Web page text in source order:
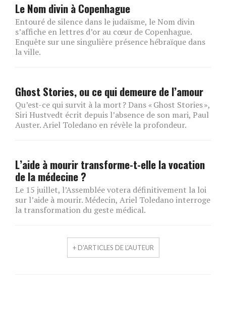
Le Nom divin à Copenhague
Entouré de silence dans le judaïsme, le Nom divin
s’affiche en lettres d’or au cœur de Copenhague.
Enquête sur une singulière présence hébraïque dans
la ville.
Ghost Stories, ou ce qui demeure de l’amour
Qu’est-ce qui survit à la mort ? Dans « Ghost Stories »,
Siri Hustvedt écrit depuis l’absence de son mari, Paul
Auster. Ariel Toledano en révèle la profondeur.
L’aide à mourir transforme-t-elle la vocation
de la médecine ?
Le 15 juillet, l’Assemblée votera définitivement la loi
sur l’aide à mourir. Médecin, Ariel Toledano interroge
la transformation du geste médical.
+ D'ARTICLES DE L'AUTEUR